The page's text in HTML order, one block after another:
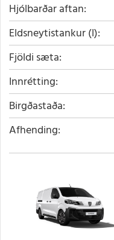
Hjólbarðar aftan
Eldsneytistankur (l)
Fjöldi sæta
Innrétting
Birgðastaða
Afhending